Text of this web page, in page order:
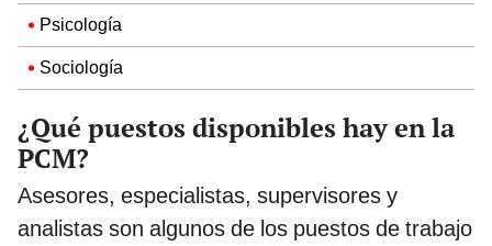
Psicología
Sociología
¿Qué puestos disponibles hay en la
PCM?
Asesores, especialistas, supervisores y
analistas son algunos de los puestos de trabajo